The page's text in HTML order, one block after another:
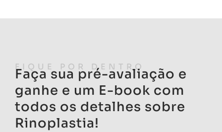
FIQUE POR DENTRO
Faça sua pré-avaliação e
ganhe e um E-book com
todos os detalhes sobre
Rinoplastia!